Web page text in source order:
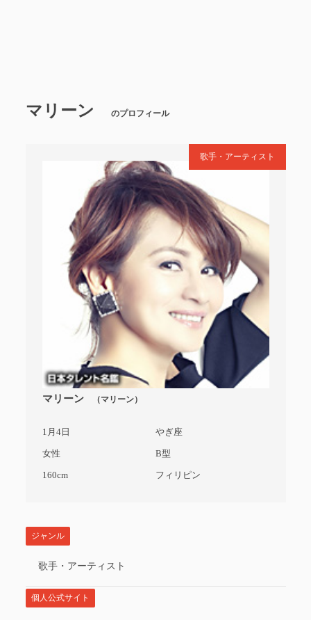
マリーン のプロフィール
歌手・アーティスト
マリーン （マリーン）
1月4日 やぎ座
女性 B型
160cm フィリピン
ジャンル
歌手・アーティスト
個人公式サイト